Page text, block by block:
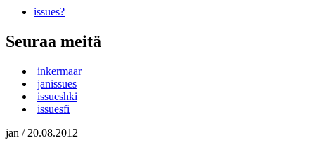
issues?
Seuraa meitä
inkermaar
janissues
issueshki
issuesfi
jan / 20.08.2012